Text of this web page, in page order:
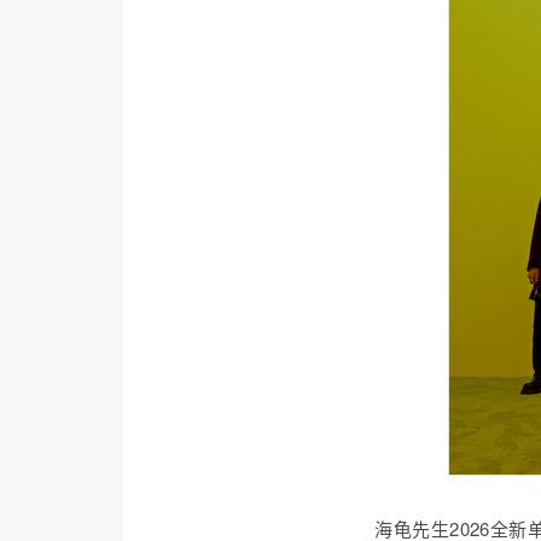
海龟先生2026全新